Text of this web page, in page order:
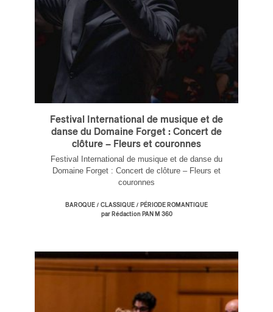
Festival International de musique et de
danse du Domaine Forget : Concert de
clôture – Fleurs et couronnes
Festival International de musique et de danse du
Domaine Forget : Concert de clôture – Fleurs et
couronnes
BAROQUE / CLASSIQUE / PÉRIODE ROMANTIQUE
par Rédaction PAN M 360